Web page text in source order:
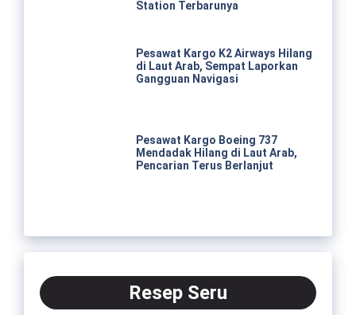
Station Terbarunya
Pesawat Kargo K2 Airways Hilang
di Laut Arab, Sempat Laporkan
Gangguan Navigasi
Pesawat Kargo Boeing 737
Mendadak Hilang di Laut Arab,
Pencarian Terus Berlanjut
Resep Seru